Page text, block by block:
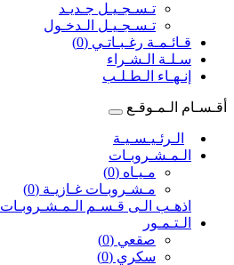
تـسـجـيـل جـديـد
تـسـجـيـل الـدخـول
قـائـمـة رغـبـاتـي (0)
سـلـة الـشـراء
إنـهـاء الـطـلـب
أقـسـام الـمـوقـع
الـرئـيـسـيـة
الـمـشـروبـات
مـيـاه (0)
مـشـروبـات غـازيـة (0)
اذهـب الـى قـسـم الـمـشـروبـات
الـتـمـور
صقعي (0)
سكري (0)